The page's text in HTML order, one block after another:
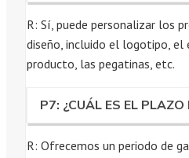
R: Sí, puede personalizar los
diseño, incluido el logotipo,
producto, las pegatinas, etc.
P7: ¿CUÁL ES EL
R: Ofrecemos un periodo de